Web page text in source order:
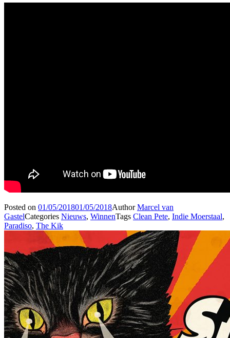
Posted on 01/05/201801/05/2018AuthorMarcel van
GastelCategories Nieuws, WinnenTags Clean Pete, Indie Moerstaal,
Paradiso, The Kik